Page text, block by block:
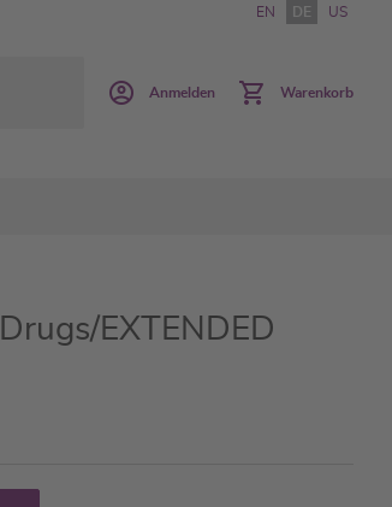
EN DE US
Anmelden Warenkorb
EXTENDED